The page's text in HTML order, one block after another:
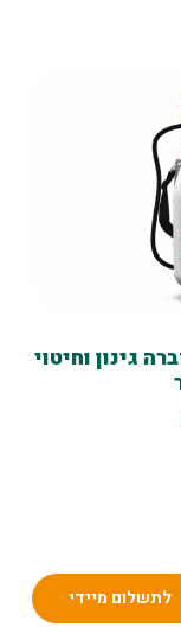
גינון וחיטוי
לתשלום מיידי